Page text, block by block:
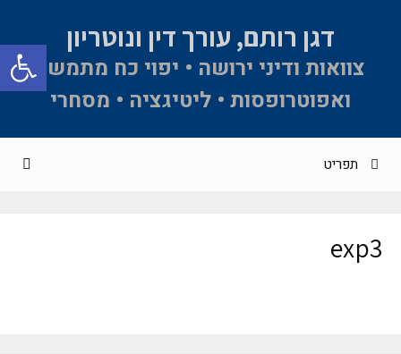
דגן רותם, עורך דין ונוטריון
צוואות ודיני ירושה • יפוי כח מתמשך
ואפוטרופסות • ליטיגציה • מסחרי
תפריט
exp3
פתח